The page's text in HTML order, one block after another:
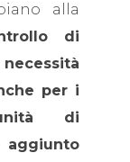
alla
di
per i
di
aggiunto